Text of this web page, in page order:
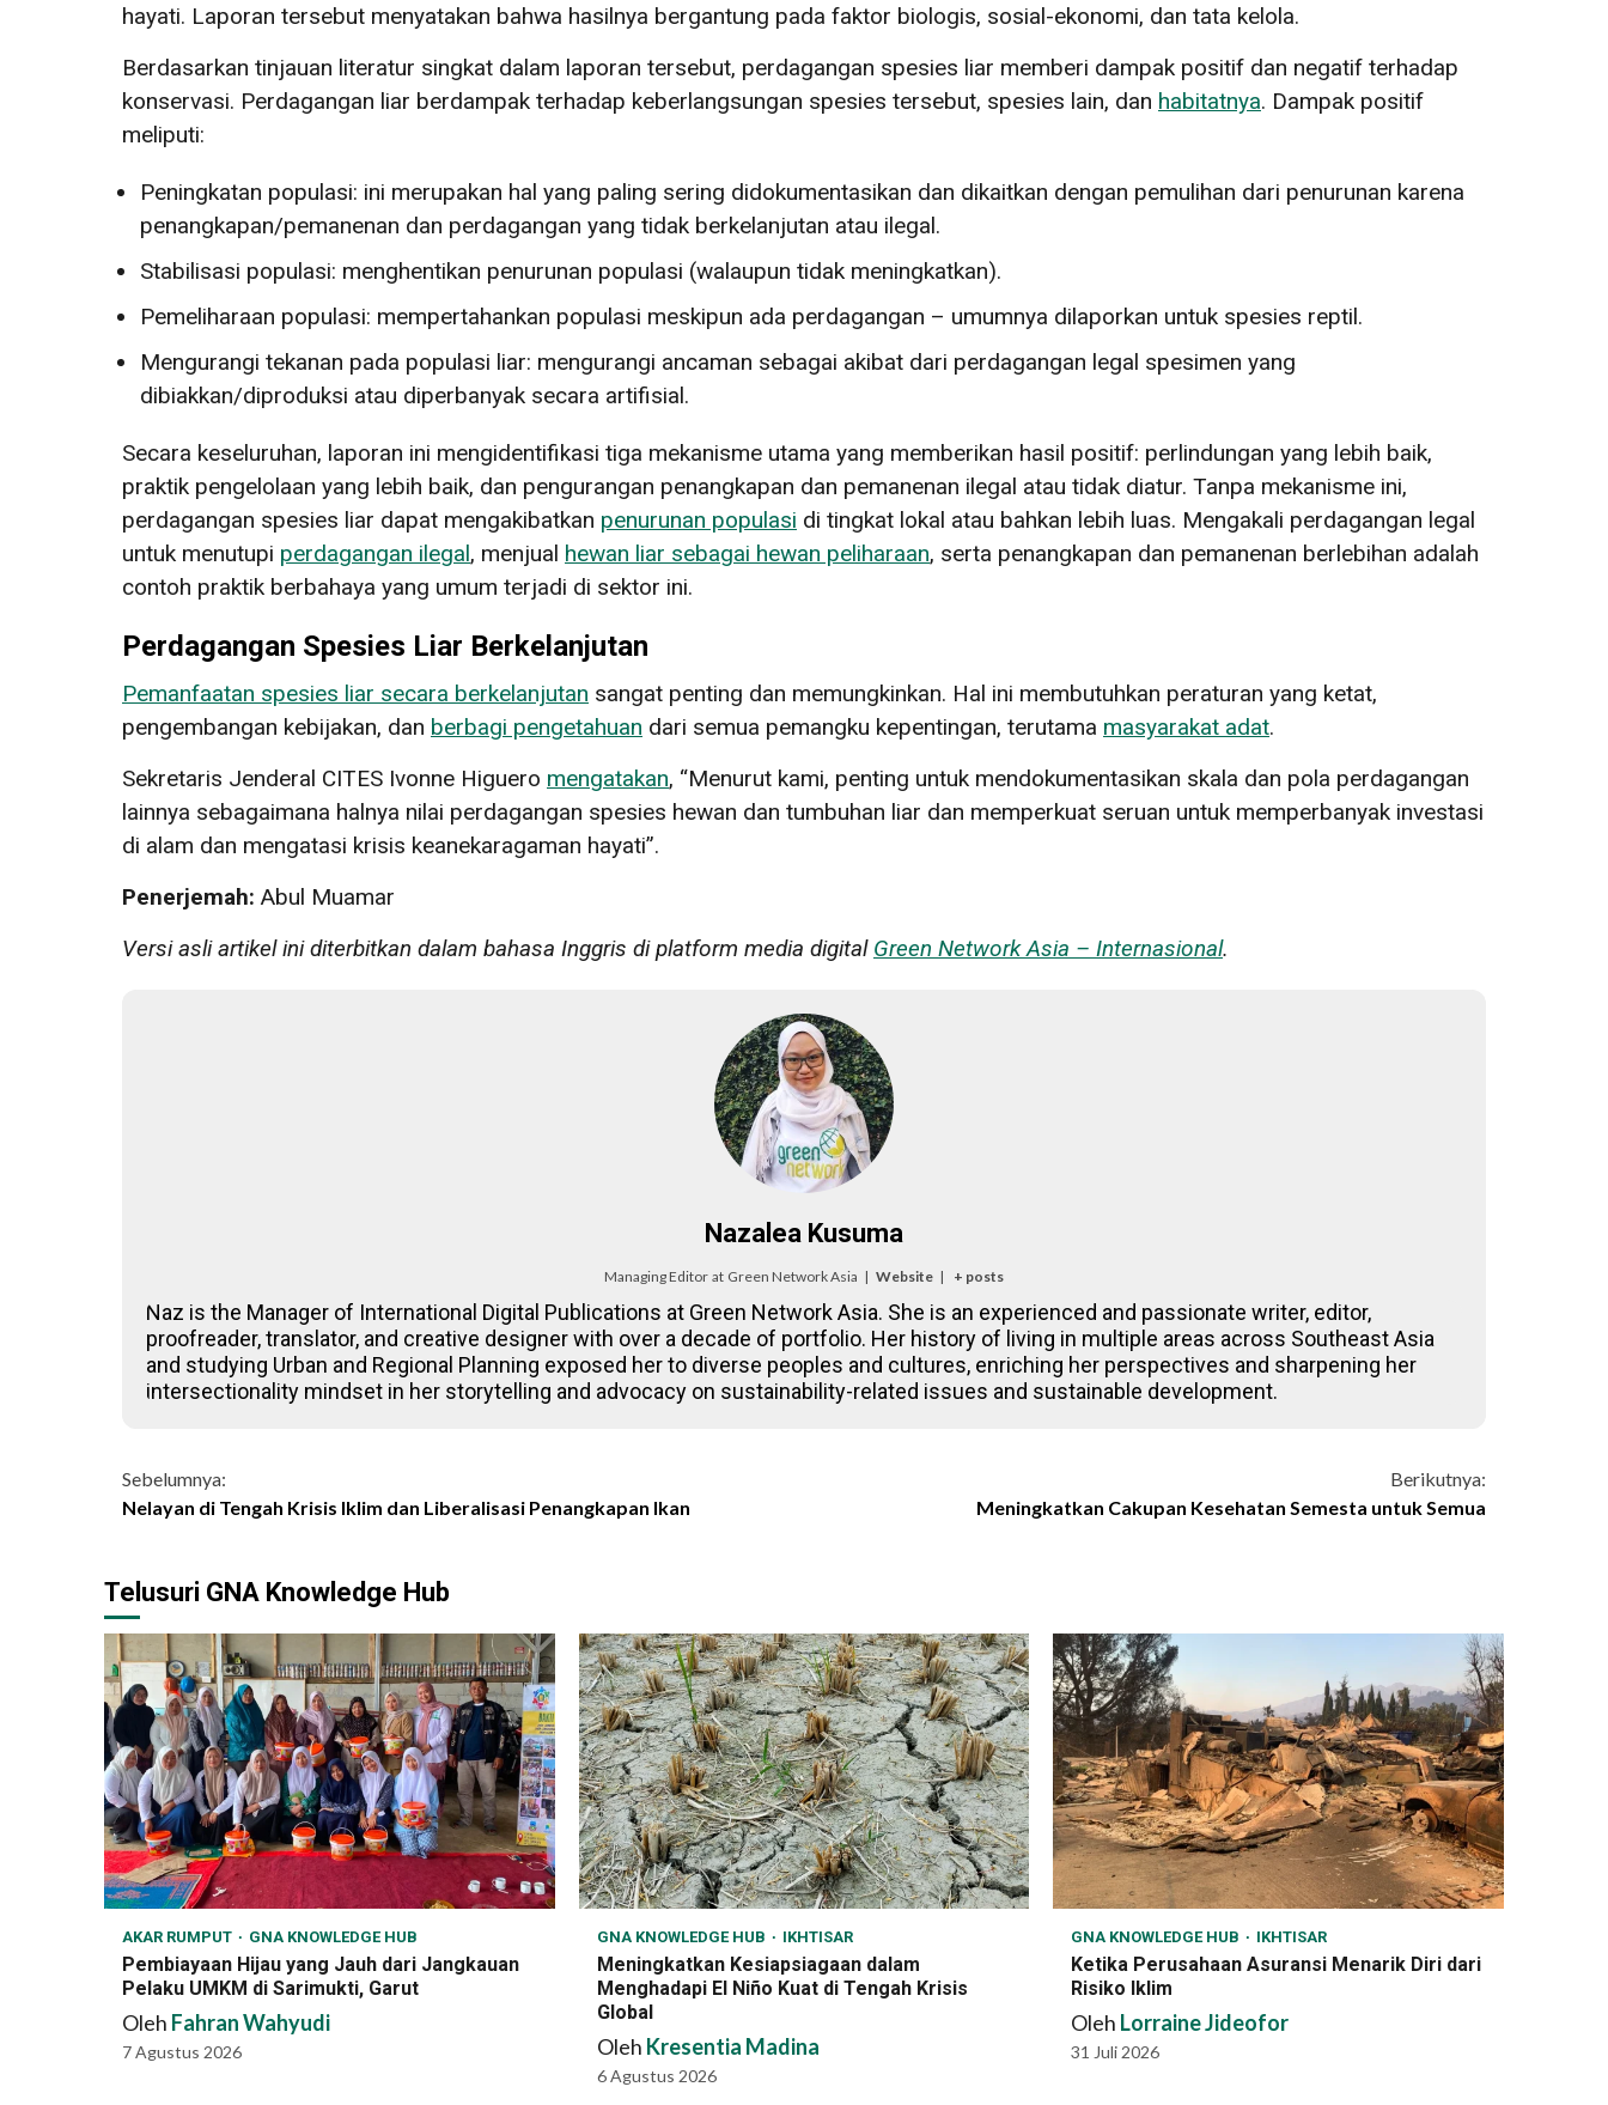
hayati. Laporan tersebut menyatakan bahwa hasilnya bergantung pada faktor biologis, sosial-ekonomi, dan tata kelola.
Berdasarkan tinjauan literatur singkat dalam laporan tersebut, perdagangan spesies liar memberi dampak positif dan negatif terhadap
konservasi. Perdagangan liar berdampak terhadap keberlangsungan spesies tersebut, spesies lain, dan habitatnya. Dampak positif
meliputi:
Peningkatan populasi: ini merupakan hal yang paling sering didokumentasikan dan dikaitkan dengan pemulihan dari penurunan karena
penangkapan/pemanenan dan perdagangan yang tidak berkelanjutan atau ilegal.
Stabilisasi populasi: menghentikan penurunan populasi (walaupun tidak meningkatkan).
Pemeliharaan populasi: mempertahankan populasi meskipun ada perdagangan – umumnya dilaporkan untuk spesies reptil.
Mengurangi tekanan pada populasi liar: mengurangi ancaman sebagai akibat dari perdagangan legal spesimen yang
dibiakkan/diproduksi atau diperbanyak secara artifisial.
Secara keseluruhan, laporan ini mengidentifikasi tiga mekanisme utama yang memberikan hasil positif: perlindungan yang lebih baik,
praktik pengelolaan yang lebih baik, dan pengurangan penangkapan dan pemanenan ilegal atau tidak diatur. Tanpa mekanisme ini,
perdagangan spesies liar dapat mengakibatkan penurunan populasi di tingkat lokal atau bahkan lebih luas. Mengakali perdagangan legal
untuk menutupi perdagangan ilegal, menjual hewan liar sebagai hewan peliharaan, serta penangkapan dan pemanenan berlebihan adalah
contoh praktik berbahaya yang umum terjadi di sektor ini.
Perdagangan Spesies Liar Berkelanjutan
Pemanfaatan spesies liar secara berkelanjutan sangat penting dan memungkinkan. Hal ini membutuhkan peraturan yang ketat,
pengembangan kebijakan, dan berbagi pengetahuan dari semua pemangku kepentingan, terutama masyarakat adat.
Sekretaris Jenderal CITES Ivonne Higuero mengatakan, “Menurut kami, penting untuk mendokumentasikan skala dan pola perdagangan
lainnya sebagaimana halnya nilai perdagangan spesies hewan dan tumbuhan liar dan memperkuat seruan untuk memperbanyak investasi
di alam dan mengatasi krisis keanekaragaman hayati”.
Penerjemah: Abul Muamar
Versi asli artikel ini diterbitkan dalam bahasa Inggris di platform media digital Green Network Asia – Internasional.
Nazalea Kusuma
Managing Editor at Green Network Asia | Website | + posts
Naz is the Manager of International Digital Publications at Green Network Asia. She is an experienced and passionate writer, editor,
proofreader, translator, and creative designer with over a decade of portfolio. Her history of living in multiple areas across Southeast Asia
and studying Urban and Regional Planning exposed her to diverse peoples and cultures, enriching her perspectives and sharpening her
intersectionality mindset in her storytelling and advocacy on sustainability-related issues and sustainable development.
Continue
Reading
Sebelumnya:
Nelayan di Tengah Krisis Iklim dan Liberalisasi Penangkapan Ikan
Berikutnya:
Meningkatkan Cakupan Kesehatan Semesta untuk Semua
Telusuri GNA Knowledge Hub
AKAR RUMPUT GNA KNOWLEDGE HUB
Pembiayaan Hijau yang Jauh dari Jangkauan
Pelaku UMKM di Sarimukti, Garut
Oleh Fahran Wahyudi
7 Agustus 2026
GNA KNOWLEDGE HUB IKHTISAR
Meningkatkan Kesiapsiagaan dalam
Menghadapi El Niño Kuat di Tengah Krisis
Global
Oleh Kresentia Madina
6 Agustus 2026
GNA KNOWLEDGE HUB IKHTISAR
Ketika Perusahaan Asuransi Menarik Diri dari
Risiko Iklim
Oleh Lorraine Jideofor
31 Juli 2026